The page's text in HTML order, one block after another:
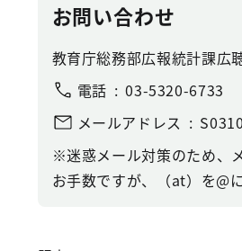
お問い合わせ
教育庁総務部広報統計課広
電話
03-5320-6733
メールアドレス
※迷惑メール対策のため、
お手数ですが、（at）を@